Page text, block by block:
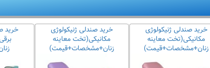
خرید
خرید صندلی ژنیکولوژی
مکانیکی(تخت معاینه
زنان+مشخصات+قیمت)
خرید صندلی ژنیکولوژی
مکانیکی(تخت معاینه
زنان+مشخصات+قیمت)